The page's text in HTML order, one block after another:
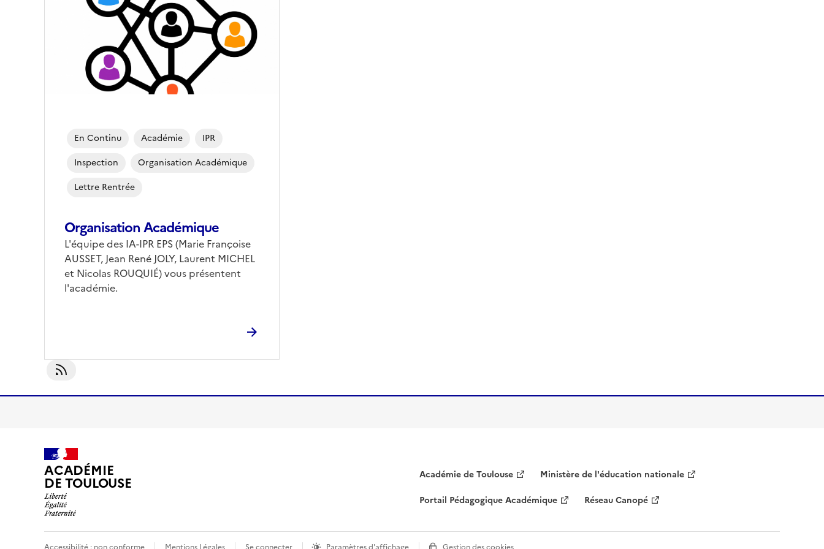
Organisation Académique
L'équipe des IA-IPR EPS (Marie Françoise
AUSSET, Jean René JOLY, Laurent MICHEL
et Nicolas ROUQUIÉ) vous présentent
l'académie.
En Continu Académie
IPR
Inspection
Organisation Académique
Lettre Rentrée
ACADÉMIE
DE TOULOUSE Académie de Toulouse
Ministère de l'éducation nationale
Portail Pédagogique Académique
Réseau Canopé